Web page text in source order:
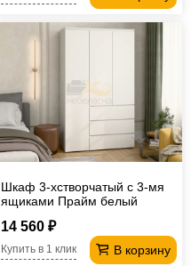
Шкаф 3-хстворчатый с 3-мя
ящиками Прайм белый
14 560 ₽
В корзину
Купить в 1 клик